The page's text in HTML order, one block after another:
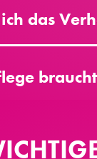
das